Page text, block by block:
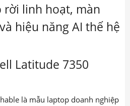
linh hoạt, màn
hiệu năng AI thế hệ
Latitude 7350
là mẫu laptop doanh nghiệp